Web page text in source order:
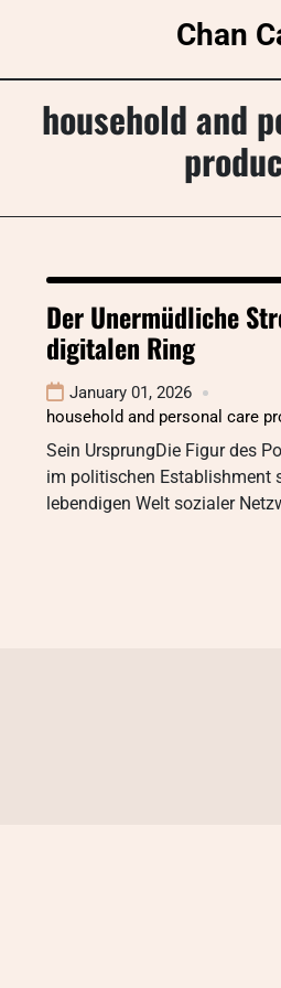
Chan
household and
Der Unermüdliche
digitalen Ring
January 01, 2026
household and personal care
Sein UrsprungDie Figur des
im politischen Establishment
lebendigen Welt sozialer